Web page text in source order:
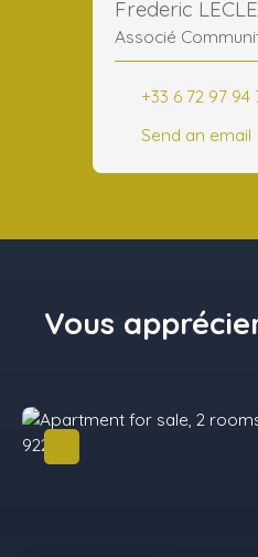
Associé
+33 6 72 97 94
Send an email
Vous